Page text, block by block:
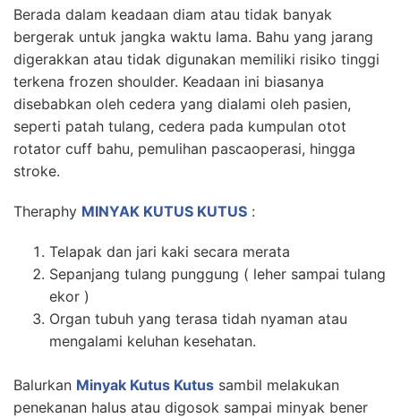
Berada dalam keadaan diam atau tidak banyak
bergerak untuk jangka waktu lama. Bahu yang jarang
digerakkan atau tidak digunakan memiliki risiko tinggi
terkena frozen shoulder. Keadaan ini biasanya
disebabkan oleh cedera yang dialami oleh pasien,
seperti patah tulang, cedera pada kumpulan otot
rotator cuff bahu, pemulihan pascaoperasi, hingga
stroke.
Theraphy MINYAK KUTUS KUTUS :
Telapak dan jari kaki secara merata
Sepanjang tulang punggung ( leher sampai tulang
ekor )
Organ tubuh yang terasa tidah nyaman atau
mengalami keluhan kesehatan.
Balurkan Minyak Kutus Kutus sambil melakukan
penekanan halus atau digosok sampai minyak bener